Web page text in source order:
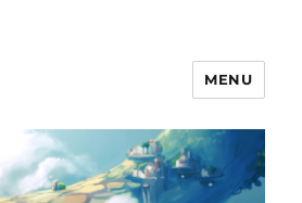
MENU